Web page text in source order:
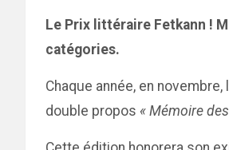
Le Prix littéraire Fetkann !
catégories.
Chaque année, en
double propos « Mémoire